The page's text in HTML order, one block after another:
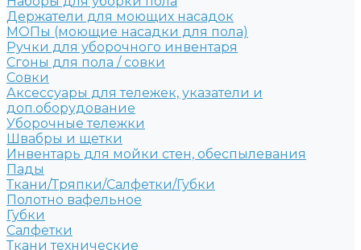
Держатели для моющих насадок
МОПы (моющие насадки для пола)
Ручки для уборочного инвентаря
Сгоны для пола / совки
Совки
Аксессуары для тележек, указатели и
доп.оборудование
Уборочные тележки
Швабры и щетки
Инвентарь для мойки стен, обеспылевания
Пады
Ткани/Тряпки/Салфетки/Губки
Полотно вафельное
Губки
Салфетки
Ткани технические